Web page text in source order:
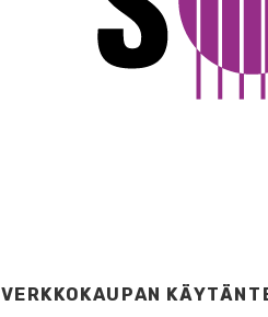
VERKKOKAUPAN